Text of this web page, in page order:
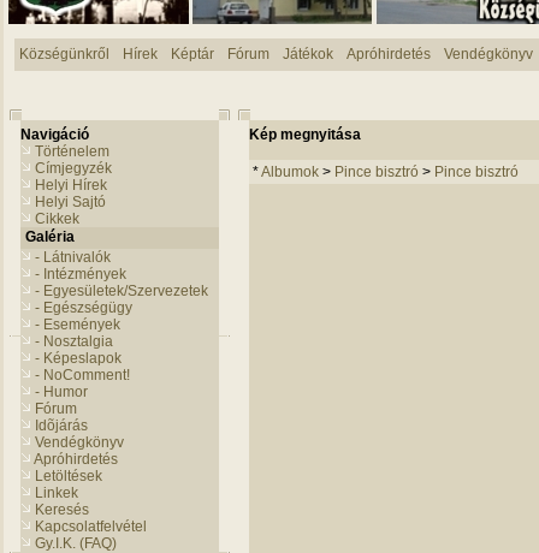
Községünkről Hírek Képtár Fórum Játékok Apróhirdetés Vendégkönyv
Navigáció
Történelem
Címjegyzék
Helyi Hírek
Helyi Sajtó
Cikkek
Galéria
- Látnivalók
- Intézmények
- Egyesületek/Szervezetek
- Egészségügy
- Események
- Nosztalgia
- Képeslapok
- NoComment!
- Humor
Fórum
Idõjárás
Vendégkönyv
Apróhirdetés
Letöltések
Linkek
Keresés
Kapcsolatfelvétel
Gy.I.K. (FAQ)
Kép megnyitása
*Albumok > Pince bisztró > Pince bisztró